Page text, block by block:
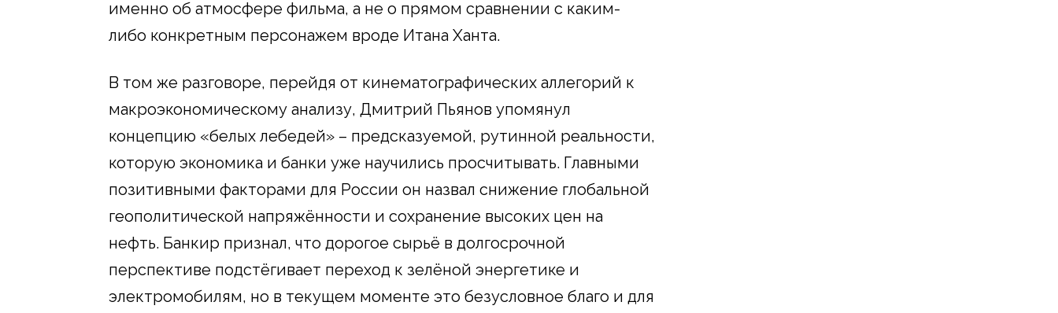
именно об атмосфере фильма, а не о прямом сравнении с каким-
либо конкретным персонажем вроде Итана Ханта.
В том же разговоре, перейдя от кинематографических аллегорий к
макроэкономическому анализу, Дмитрий Пьянов упомянул
концепцию «белых лебедей» – предсказуемой, рутинной реальности,
которую экономика и банки уже научились просчитывать. Главными
позитивными факторами для России он назвал снижение глобальной
геополитической напряжённости и сохранение высоких цен на
нефть. Банкир признал, что дорогое сырьё в долгосрочной
перспективе подстёгивает переход к зелёной энергетике и
электромобилям, но в текущем моменте это безусловное благо и для